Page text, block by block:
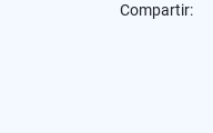
Compartir: